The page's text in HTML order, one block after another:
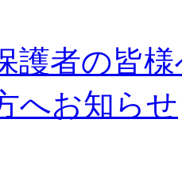
護者の皆
へお知らせ